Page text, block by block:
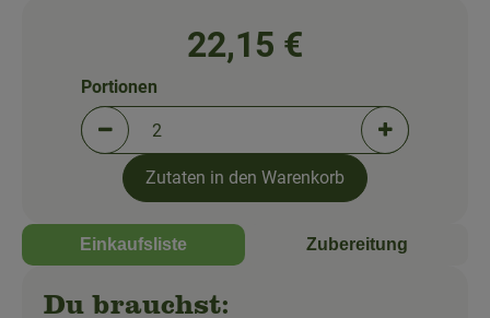
22,15 €
Portionen verringern (aktuell 2 Portionen
Portionen
Portionen
Zutaten in den Warenkorb
Einkaufsliste Zubereitung
Du brauchst: